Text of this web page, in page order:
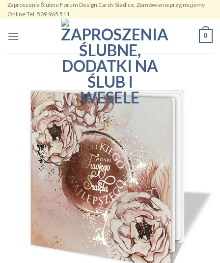
Skip
to
content
Zaproszenia Ślubne Forum Design Cards Siedlce, Zamówienia przyjmujemy
Online Tel. 509 965 511
0